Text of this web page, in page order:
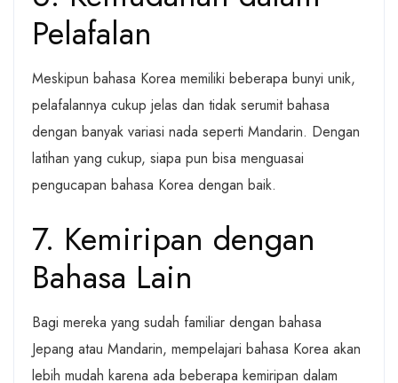
Pelafalan
Meskipun bahasa Korea memiliki beberapa bunyi unik,
pelafalannya cukup jelas dan tidak serumit bahasa
dengan banyak variasi nada seperti Mandarin. Dengan
latihan yang cukup, siapa pun bisa menguasai
pengucapan bahasa Korea dengan baik.
7. Kemiripan dengan
Bahasa Lain
Bagi mereka yang sudah familiar dengan bahasa
Jepang atau Mandarin, mempelajari bahasa Korea akan
lebih mudah karena ada beberapa kemiripan dalam